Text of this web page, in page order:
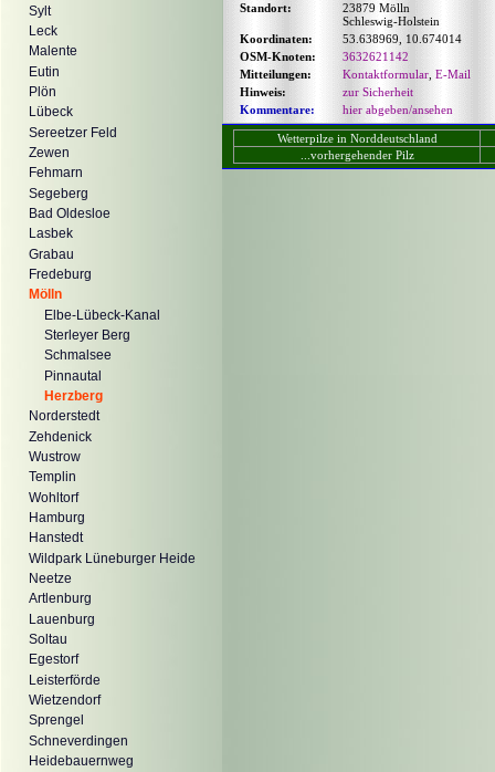
Sylt
Leck
Malente
Eutin
Plön
Lübeck
Sereetzer Feld
Zewen
Fehmarn
Segeberg
Bad Oldesloe
Lasbek
Grabau
Fredeburg
Mölln
Elbe-Lübeck-Kanal
Sterleyer Berg
Schmalsee
Pinnautal
Herzberg
Norderstedt
Zehdenick
Wustrow
Templin
Wohltorf
Hamburg
Hanstedt
Wildpark Lüneburger Heide
Neetze
Artlenburg
Lauenburg
Soltau
Egestorf
Leisterförde
Wietzendorf
Sprengel
Schneverdingen
Heidebauernweg
Standort:
23879 Mölln
Schleswig-Holstein
Koordinaten:
53.638969, 10.674014
OSM-Knoten:
3632621142
Mitteilungen:
Kontaktformular E-Mail
Hinweis:
zur Sicherheit
Kommentare:
hier abgeben/ansehen
Wetterpilze in Norddeutschland
...vorhergehender Pilz